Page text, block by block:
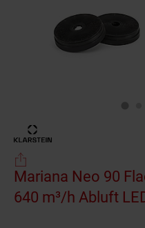
Mariana Neo 90
640 m³/h Abluft